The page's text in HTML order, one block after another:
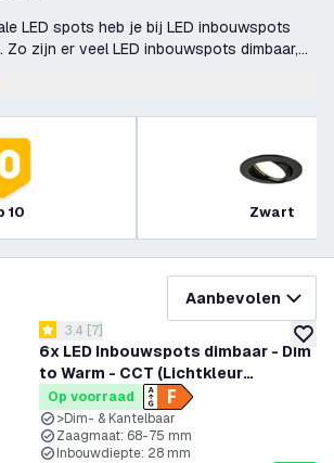
LED spots heb je bij LED inbouwspots
Zo zijn er veel LED inbouwspots dimbaar,
10 Zwart
Aanbevolen
6x LED Inbouwspots dimbaar - Dim
to Warm - CCT (Lichtkleur
instelbaar) - 5W/7W - IP65 - Wit -
Kantelbaar - Aluminium - 5 jaar
garantie
reviews drawer openen
3.4 score sterren
3.4 [7]
Op voorraad
>Dim- & Kantelbaar
Zaagmaat: 68-75 mm
Inbouwdiepte: 28 mm